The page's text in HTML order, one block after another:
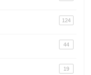
124
44
19